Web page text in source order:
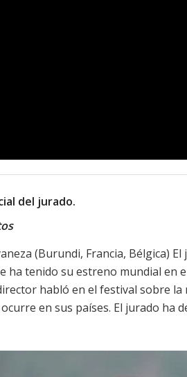
del jurado.
(Burundi, Francia, Bélgica)
ha tenido su estreno mundial en
habló en el festival sobre
en sus países. El jurado ha